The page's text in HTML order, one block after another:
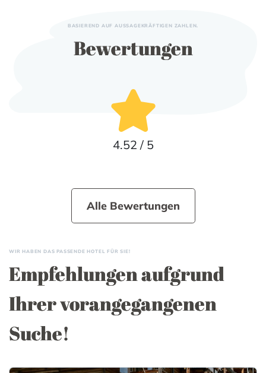
BASIEREND AUF AUSSAGEKRÄFTIGEN ZAHLEN.
Bewertungen
4.52 / 5
Alle Bewertungen
WIR HABEN DAS PASSENDE HOTEL FÜR SIE!
Empfehlungen aufgrund
Ihrer vorangegangenen
Suche!